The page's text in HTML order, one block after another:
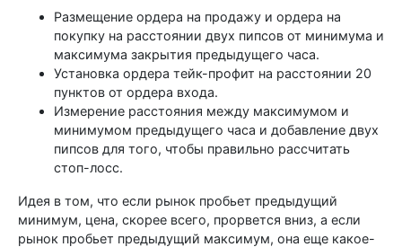
Размещение ордера на продажу и ордера на
покупку на расстоянии двух пипсов от минимума и
максимума закрытия предыдущего часа.
Установка ордера тейк-профит на расстоянии 20
пунктов от ордера входа.
Измерение расстояния между максимумом и
минимумом предыдущего часа и добавление двух
пипсов для того, чтобы правильно рассчитать
стоп-лосс.
Идея в том, что если рынок пробьет предыдущий
минимум, цена, скорее всего, прорвется вниз, а если
рынок пробьет предыдущий максимум, она еще какое-